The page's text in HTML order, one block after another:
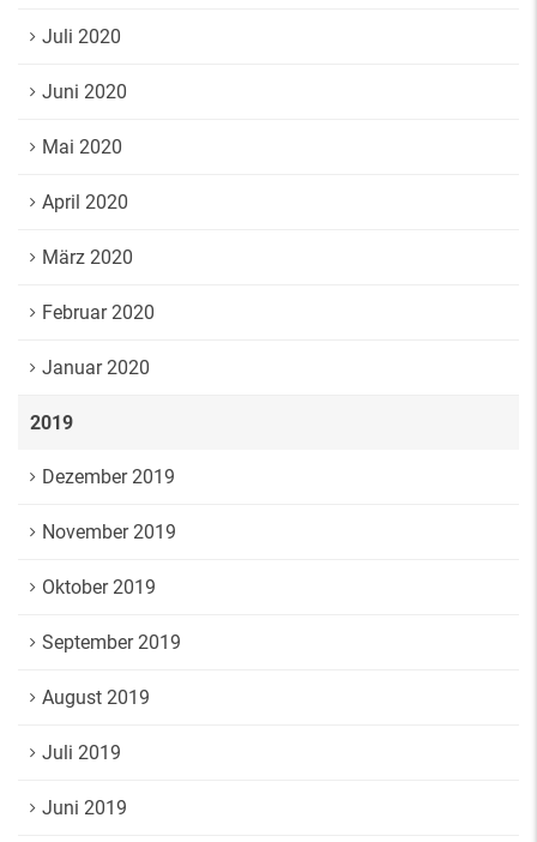
Juli 2020
Juni 2020
Mai 2020
April 2020
März 2020
Februar 2020
Januar 2020
2019
Dezember 2019
November 2019
Oktober 2019
September 2019
August 2019
Juli 2019
Juni 2019